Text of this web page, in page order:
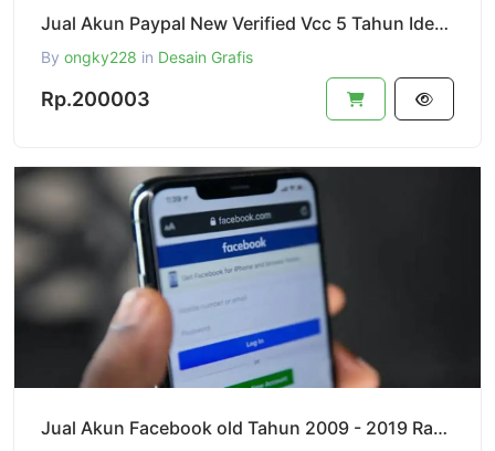
Jual Akun Paypal New Verified Vcc 5 Tahun Identitas Teratur
By ongky228 in Desain Grafis
Rp.200003
Jual Akun Facebook old Tahun 2009 - 2019 Random Tahun